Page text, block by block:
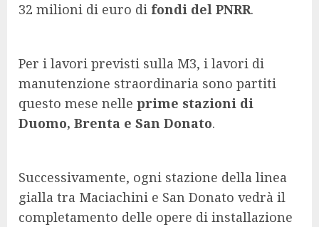
32 milioni di euro di fondi del PNRR.
Per i lavori previsti sulla M3, i lavori di
manutenzione straordinaria sono partiti
questo mese nelle prime stazioni di
Duomo, Brenta e San Donato.
Successivamente, ogni stazione della linea
gialla tra Maciachini e San Donato vedrà il
completamento delle opere di installazione